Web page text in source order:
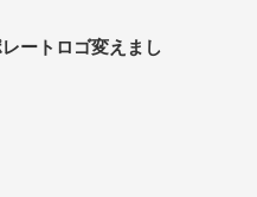
ートロゴ変えまし